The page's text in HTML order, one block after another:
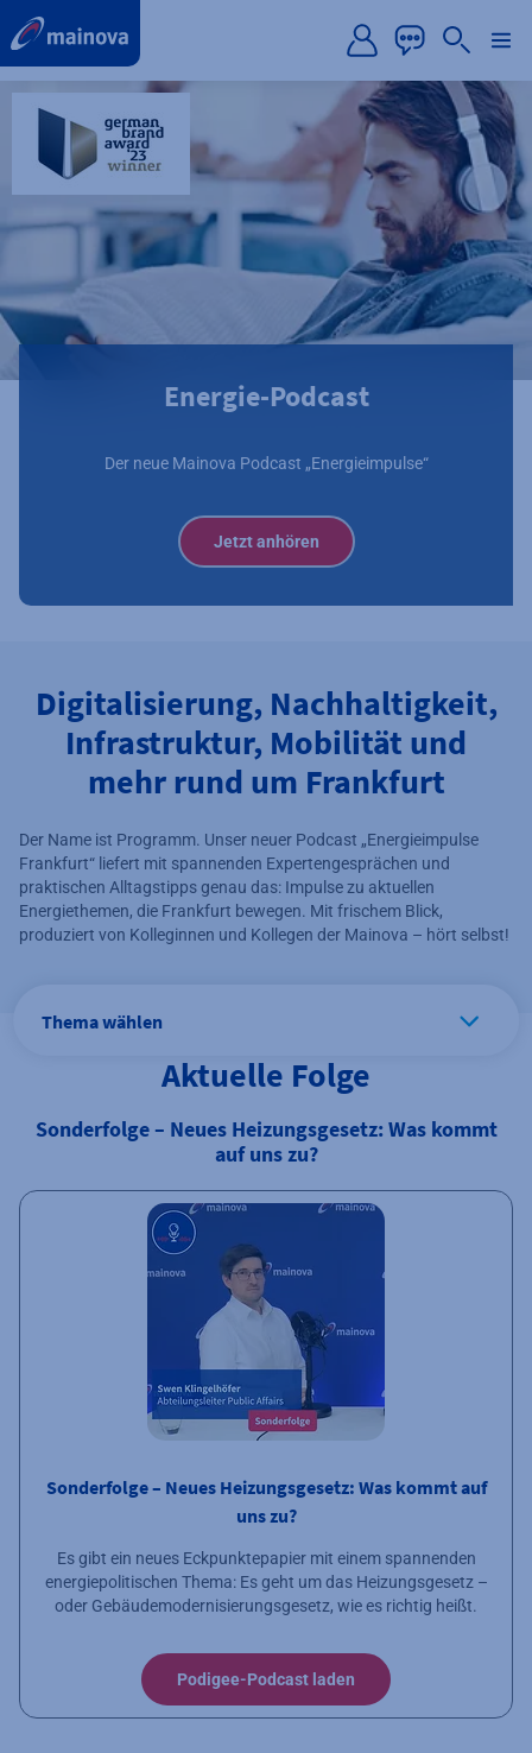
Energie-Podcast
Der neue Mainova Podcast „Energieimpulse“
Jetzt anhören
Digitalisierung, Nachhaltigkeit,
Infrastruktur, Mobilität und
mehr rund um Frankfurt
Der Name ist Programm. Unser neuer Podcast „Energieimpulse
Frankfurt“ liefert mit spannenden Expertengesprächen und
praktischen Alltagstipps genau das: Impulse zu aktuellen
Energiethemen, die Frankfurt bewegen. Mit frischem Blick,
produziert von Kolleginnen und Kollegen der Mainova – hört selbst!
Thema wählen
Aktuelle Folge
Sonderfolge – Neues Heizungsgesetz: Was kommt
auf uns zu?
Sonderfolge – Neues Heizungsgesetz: Was kommt auf
uns zu?
Es gibt ein neues Eckpunktepapier mit einem spannenden
energiepolitischen Thema: Es geht um das Heizungsgesetz –
oder Gebäudemodernisierungsgesetz, wie es richtig heißt.
Podigee-Podcast laden